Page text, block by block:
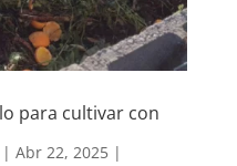
para cultivar con
| Abr 22, 2025|